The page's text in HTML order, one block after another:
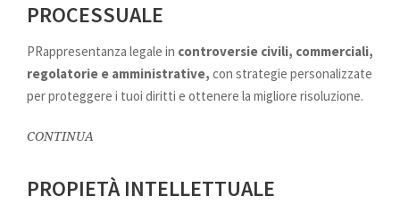
PROCESSUALE
PRappresentanza legale in controversie civili, commerciali,
regolatorie e amministrative, con strategie personalizzate
per proteggere i tuoi diritti e ottenere la migliore risoluzione.
CONTINUA
PROPIETÀ INTELLETTUALE